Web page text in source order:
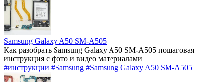
Samsung Galaxy A50 SM-A505
Как разобрать Samsung Galaxy A50 SM-A505 пошаговая
инструкция с фото и видео материалами
#инструкции #Samsung #Samsung Galaxy A50 SM-A505